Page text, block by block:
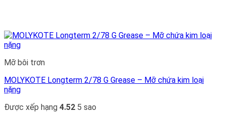
Mỡ bôi trơn
MOLYKOTE Longterm 2/78 G Grease – Mỡ chứa kim loại
nặng
Được xếp hạng 4.52 5 sao